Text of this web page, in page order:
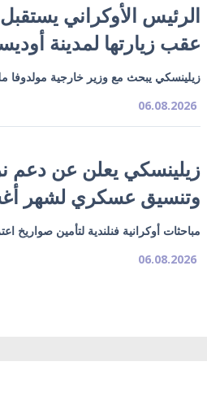
الرئيس الأوكراني
عقب زيارتها لمدينة
زيلينسكي يبحث مع وزير خارجية مولدوفا
06.08.2026
زيلينسكي يعلن عن دعم
وتنسيق عسكري لشهر
مباحثات أوكرانية فنلندية لتأمين صواريخ
06.08.2026